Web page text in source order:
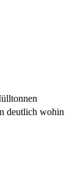
deutlich wohin